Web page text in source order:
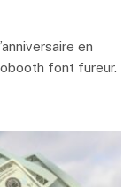
en
font fureur.